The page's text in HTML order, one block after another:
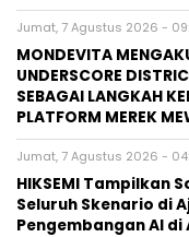
Jumat, 7 Agustus 2026 -
MONDEVITA
UNDERSCORE
SEBAGAI LANGKAH
PLATFORM MEREK
Jumat, 7 Agustus 2026 -
HIKSEMI Tampilkan
Seluruh Skenario di
Pengembangan AI